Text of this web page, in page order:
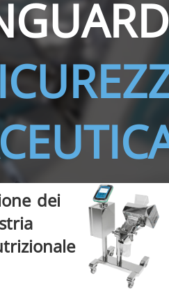
PH21N-FFV
THS/
D25
GMS21
THS/G21
dei